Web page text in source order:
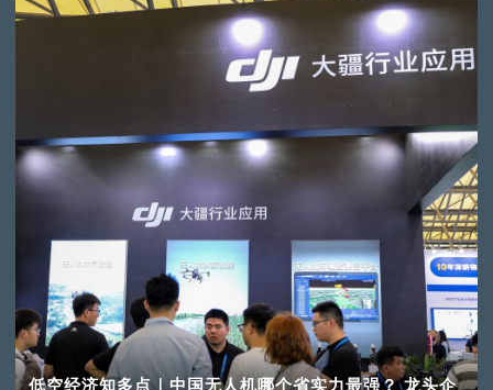
低空经济知多点｜中国无人机哪个省实力最强？ 龙头企